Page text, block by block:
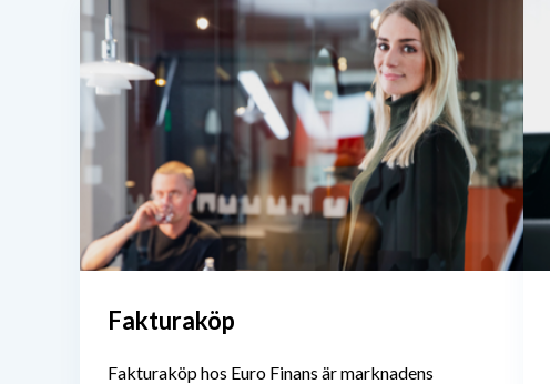
Fakturaköp
Fakturaköp hos Euro Finans är marknadens